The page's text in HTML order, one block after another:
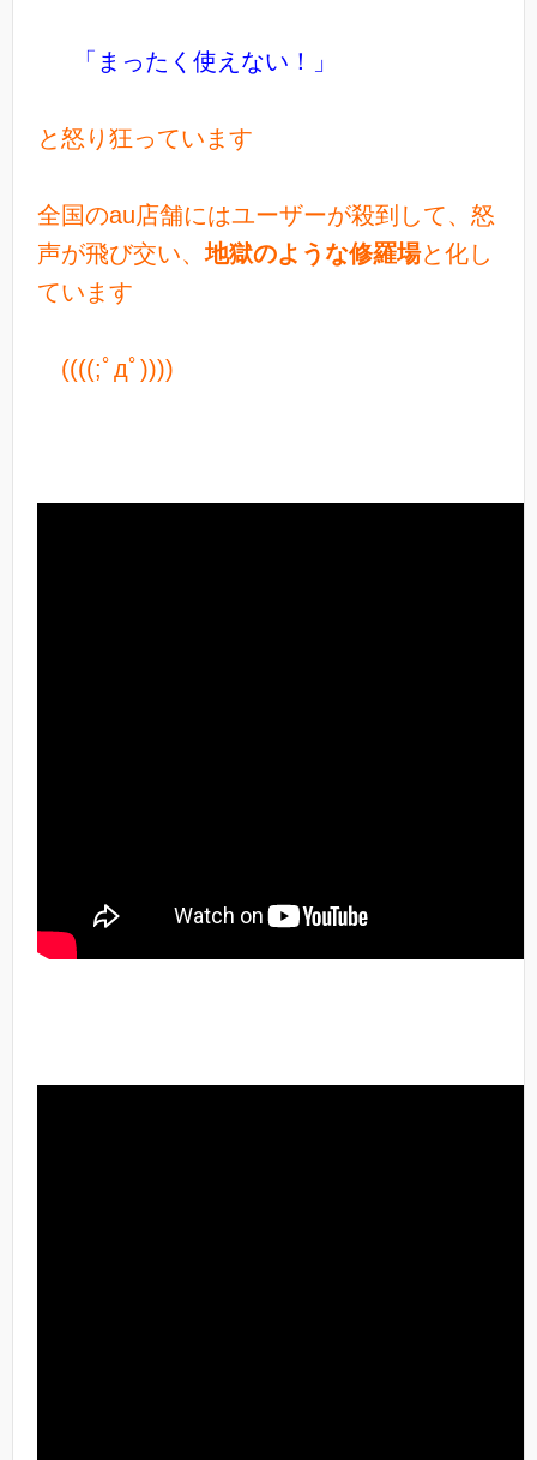
「まったく使えない！」
と怒り狂っています
全国のau店舗にはユーザーが殺到して、怒
声が飛び交い、地獄のような修羅場と化し
ています
((((;ﾟдﾟ))))